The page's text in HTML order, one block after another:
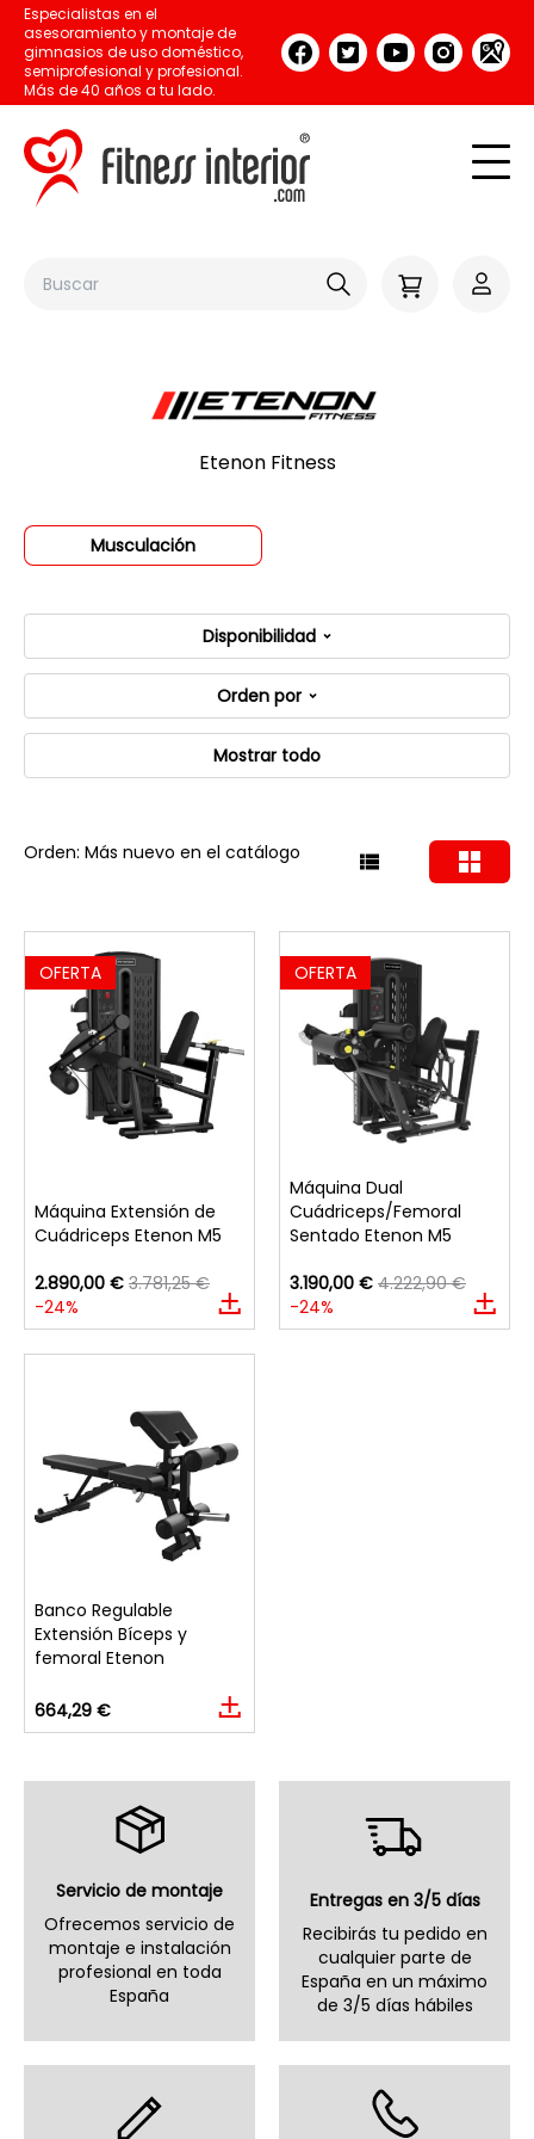
Especialistas en el
asesoramiento y montaje de
gimnasios de uso doméstico,
semiprofesional y profesional.
Más de 40 años a tu lado.
Etenon Fitness
Musculación
Disponibilidad
Orden por
Mostrar todo
Orden: Más nuevo en el catálogo
OFERTA
Máquina Extensión de
Cuádriceps Etenon M5
2.890,00 € 3.781,25 €
-24%
OFERTA
Máquina Dual
Cuádriceps/Femoral
Sentado Etenon M5
3.190,00 € 4.222,90 €
-24%
Banco Regulable
Extensión Bíceps y
femoral Etenon
664,29 €
Servicio de montaje
Ofrecemos servicio de
montaje e instalación
profesional en toda
España
Entregas en 3/5 días
Recibirás tu pedido en
cualquier parte de
España en un máximo
de 3/5 días hábiles